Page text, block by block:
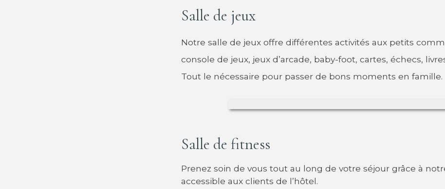
Salle de jeux
Notre salle de jeux offre différentes activités aux petits
console de jeux, jeux d’arcade, baby-foot, cartes, échecs,
Tout le nécessaire pour passer de bons moments en famille.
Salle de fitness
Prenez soin de vous tout au long de votre séjour grâce à
accessible aux clients de l’hôtel.